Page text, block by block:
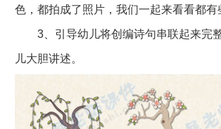
色，都拍成了照片，我们一起来看看都有
3、引导幼儿将创编诗句串联起来完
儿大胆讲述。